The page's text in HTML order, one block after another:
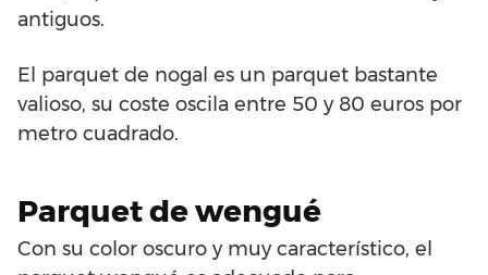
antiguos.
El parquet de nogal es un parquet bastante
valioso, su coste oscila entre 50 y 80 euros por
metro cuadrado.
Parquet de wengué
Con su color oscuro y muy característico, el